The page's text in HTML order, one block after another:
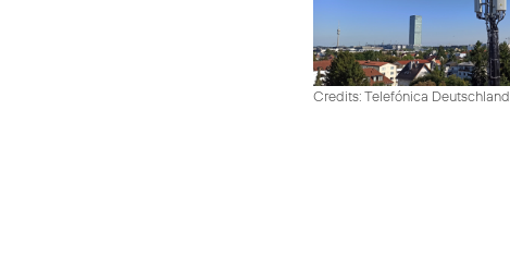
Credits: Telefónica Deutschland